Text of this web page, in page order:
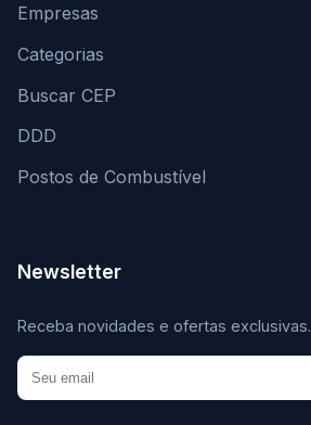
Empresas
Categorias
Buscar CEP
DDD
Postos de Combustível
Newsletter
Receba novidades e ofertas exclusivas.